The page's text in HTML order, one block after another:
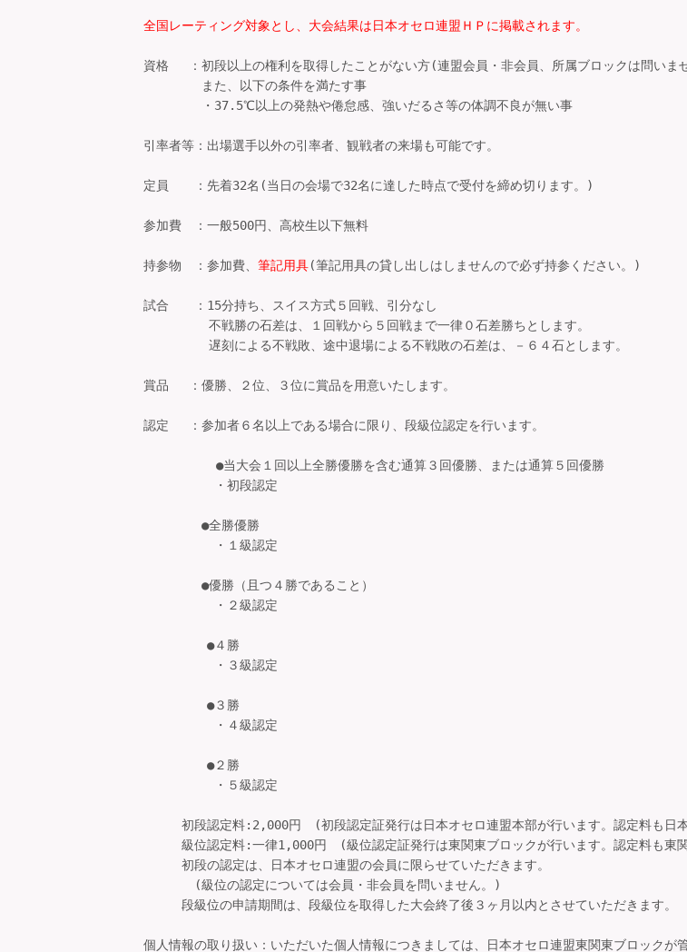
全国レーティング対象とし、大会結果は日本オセロ連盟ＨＰに掲載されます。
資格 　：初段以上の権利を取得したことがない方(連盟会員・非会員、所属ブロックは問いま
また、以下の条件を満たす事
・37.5℃以上の発熱や倦怠感、強いだるさ等の体調不良が無い事
引率者等：出場選手以外の引率者、観戦者の来場も可能です。
定員　　：先着32名(当日の会場で32名に達した時点で受付を締め切ります。)
参加費　：一般500円、高校生以下無料
持参物　：参加費、 筆記用具(筆記用具の貸し出しはしませんので必ず持参ください。)
試合　　：15分持ち、スイス方式５回戦、引分なし
不戦勝の石差は、１回戦から５回戦まで一律０石差勝ちとします。
遅刻による不戦敗、途中退場による不戦敗の石差は、－６４石とします。
賞品 　：優勝、２位、３位に賞品を用意いたします。
認定 　：参加者６名以上である場合に限り、段級位認定を行います。
          ●当大会１回以上全勝優勝を含む通算３回優勝、または通算５回優勝
・初段認定
●全勝優勝
・１級認定
●優勝（且つ４勝であること）
・２級認定
       　●４勝
・３級認定
       　●３勝
・４級認定
       　●２勝
・５級認定
初段認定料:2,000円　(初段認定証発行は日本オセロ連盟本部が行います。認定料も日本
級位認定料:一律1,000円　(級位認定証発行は東関東ブロックが行います。認定料も
初段の認定は、日本オセロ連盟の会員に限らせていただきます。
(級位の認定については会員・非会員を問いません。)
段級位の申請期間は、段級位を取得した大会終了後３ヶ月以内とさせていただきます。
個人情報の取り扱い：いただいた個人情報につきましては、日本オセロ連盟東関東ブロックが